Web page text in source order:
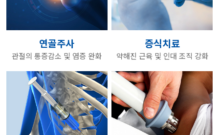
연골주사
관절의 통증감소 및 염증 완화
증식치료
약해진 근육 및 인대 조직 강화